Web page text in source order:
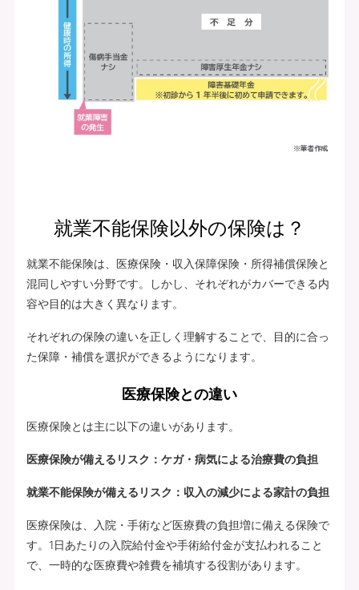
就業不能保険以外の保険は？
就業不能保険は、医療保険・収入保障保険・所得補償保険と
混同しやすい分野です。しかし、それぞれがカバーできる内
容や目的は大きく異なります。
それぞれの保険の違いを正しく理解することで、目的に合っ
た保障・補償を選択ができるようになります。
医療保険との違い
医療保険とは主に以下の違いがあります。
医療保険が備えるリスク：ケガ・病気による治療費の負担
就業不能保険が備えるリスク：収入の減少による家計の負担
医療保険は、入院・手術など医療費の負担増に備える保険で
す。1日あたりの入院給付金や手術給付金が支払われること
で、一時的な医療費や雑費を補填する役割があります。